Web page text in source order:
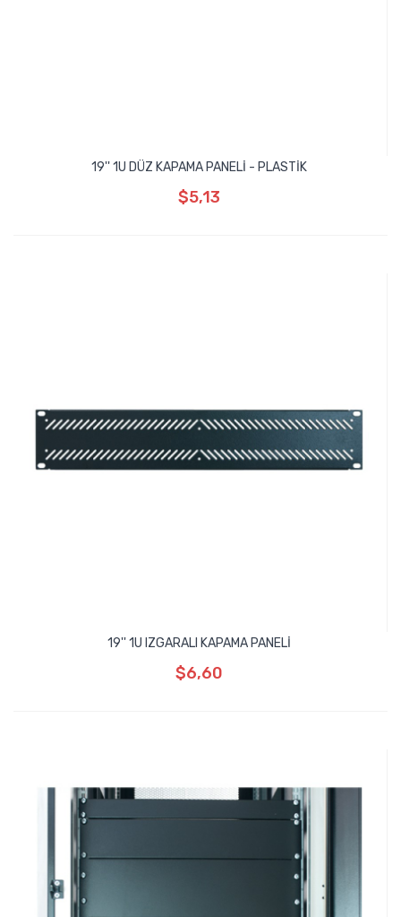
19'' 1U DÜZ KAPAMA PANELİ - PLASTİK
$5,13
19'' 1U IZGARALI KAPAMA PANELİ
$6,60